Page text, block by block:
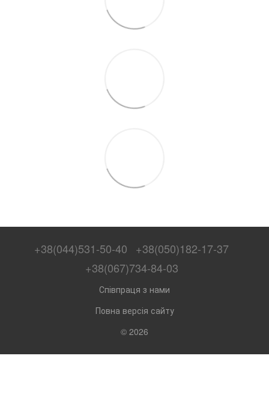
+38(044)531-50-40
+38(050)182-17-37
+38(067)734-84-03
Співпраця з нами
Повна версія сайту
© 2026